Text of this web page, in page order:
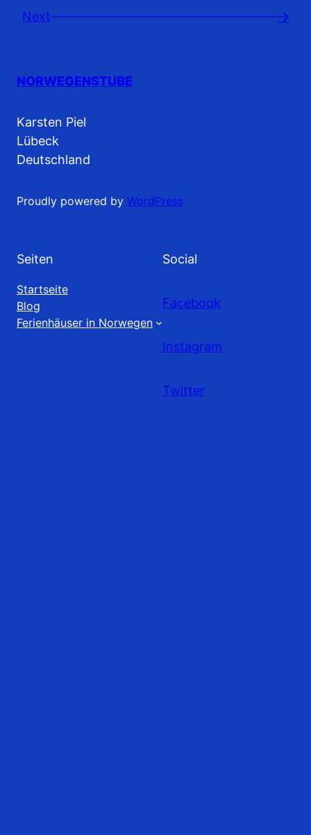
Next →
NORWEGENSTUBE
Karsten Piel
Lübeck
Deutschland
Proudly powered by WordPress
Seiten
Startseite
Blog
Ferienhäuser in Norwegen
Social
Facebook
Instagram
Twitter